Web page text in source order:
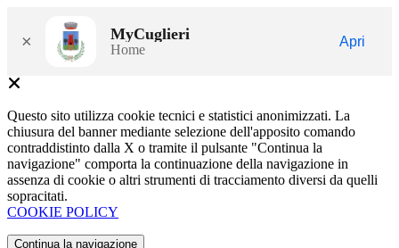
× MyCuglieri
Home
Apri
Questo sito utilizza cookie tecnici e statistici anonimizzati. La
chiusura del banner mediante selezione dell'apposito comando
contraddistinto dalla X o tramite il pulsante "Continua la
navigazione" comporta la continuazione della navigazione in
assenza di cookie o altri strumenti di tracciamento diversi da quelli
sopracitati.
COOKIE POLICY
Continua la navigazione